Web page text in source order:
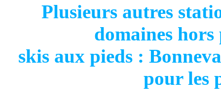
Plusieurs autres
domaines hors
skis aux pieds :
pour les